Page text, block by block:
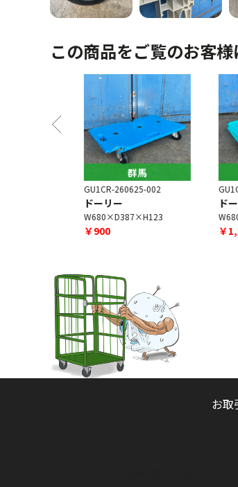
この商品をご覧のお客
群馬
GU1CR-260625-002
ドーリー
W680×D387×H123
￥900
ドー
￥
お取